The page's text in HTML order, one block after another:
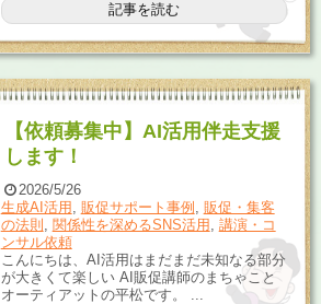
記事を読む
【依頼募集中】AI活用伴走支援
します！
2026/5/26
生成AI活用
販促サポート事例
販促・集客
の法則
関係性を深めるSNS活用
講演・コ
ンサル依頼
こんにちは、AI活用はまだまだ未知なる部分
が大きくて楽しい AI販促講師のまちゃこと
オーティアットの平松です。 ...